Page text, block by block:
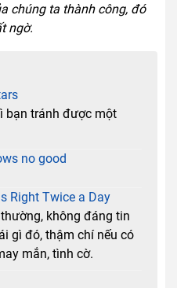
chúng ta thành công, đó
ngờ.
bạn tránh được một
no good
Right Twice a Day
không đáng tin
gì đó, thậm chí nếu có
mắn, tình cờ.